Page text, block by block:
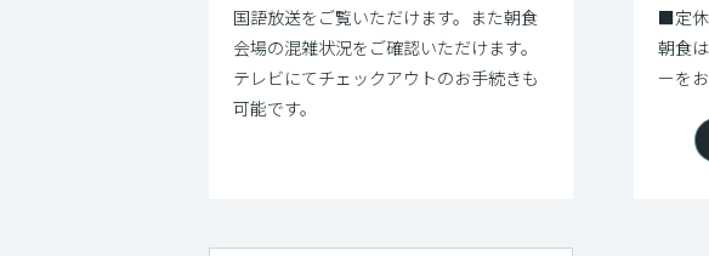
国語放送をご覧いただけます。また朝食
会場の混雑状況をご確認いただけます。
テレビにてチェックアウトのお手続きも
可能です。
■定
朝食
ーを